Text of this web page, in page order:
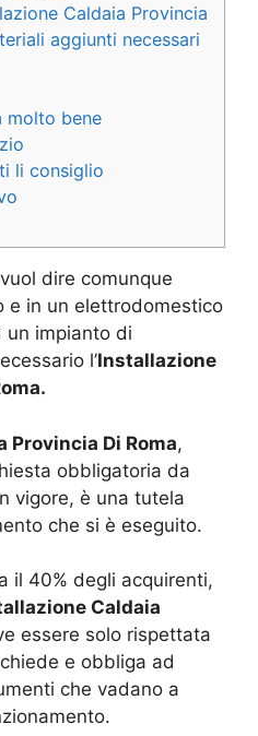
Caldaia Provincia
aggiunti necessari
molto bene
li consiglio
dire comunque
e in un elettrodomestico
un impianto di
l’Installazione
Provincia Di Roma,
obbligatoria da
vigore, è una tutela
che si è eseguito.
il 40% degli acquirenti,
Caldaia
essere solo rispettata
e obbliga ad
che vadano a